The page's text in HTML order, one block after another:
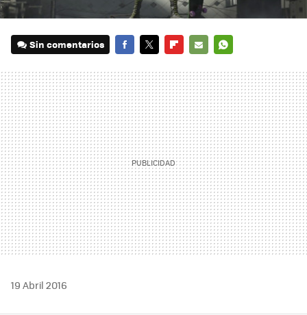
Sin comentarios
MAIL
19 Abril 2016